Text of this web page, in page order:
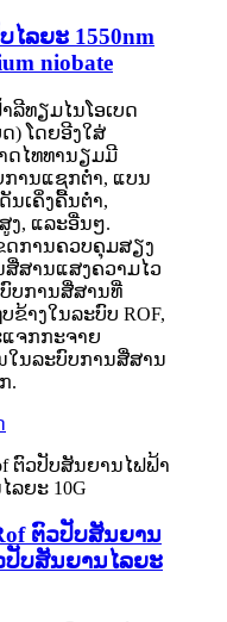
ໄລຍະ 1550nm
niobate
ລີທຽມໄນໂອເບດ
) ໂດຍອີງໃສ່
ດໄທທານຽມມີ
ານແຊກຕໍ່າ, ແບນ
ນເຄິ່ງຄື້ນຕໍ່າ,
ງ, ແລະອື່ນໆ.
ດການຄວບຄຸມສຽງ
ສານແສງຄວາມໄວ
ບການສື່ສານທີ່
າງໃນລະບົບ ROF,
ຈກກະຈາຍ
ໃນລະບົບການສື່ສານ
.
ຕົວປັບສັນຍານ
ປັບສັນຍານໄລຍະ